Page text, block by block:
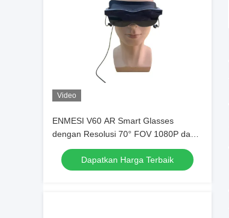
Video
ENMESI V60 AR Smart Glasses
dengan Resolusi 70° FOV 1080P dan
Head Mounted Display dengan
Konektivitas USB-C
Dapatkan Harga Terbaik